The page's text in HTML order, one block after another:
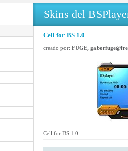
Skins del
Cell for BS 1.0
creado por: FÜGE,
Cell for BS 1.0